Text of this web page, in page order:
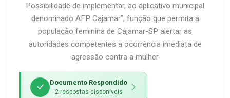
Possibilidade de implementar, ao aplicativo municipal
denominado AFP Cajamar”, função que permita a
população feminina de Cajamar-SP alertar as
autoridades competentes a ocorrência imediata de
agressão contra a mulher
Documento Respondido
2 respostas disponíveis